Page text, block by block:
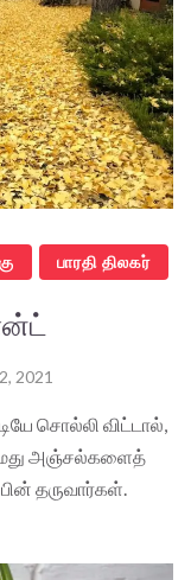
பாரதி திலகர்
2021
சொல்லி விட்டால்,
அஞ்சல்களைத்
தருவார்கள்.